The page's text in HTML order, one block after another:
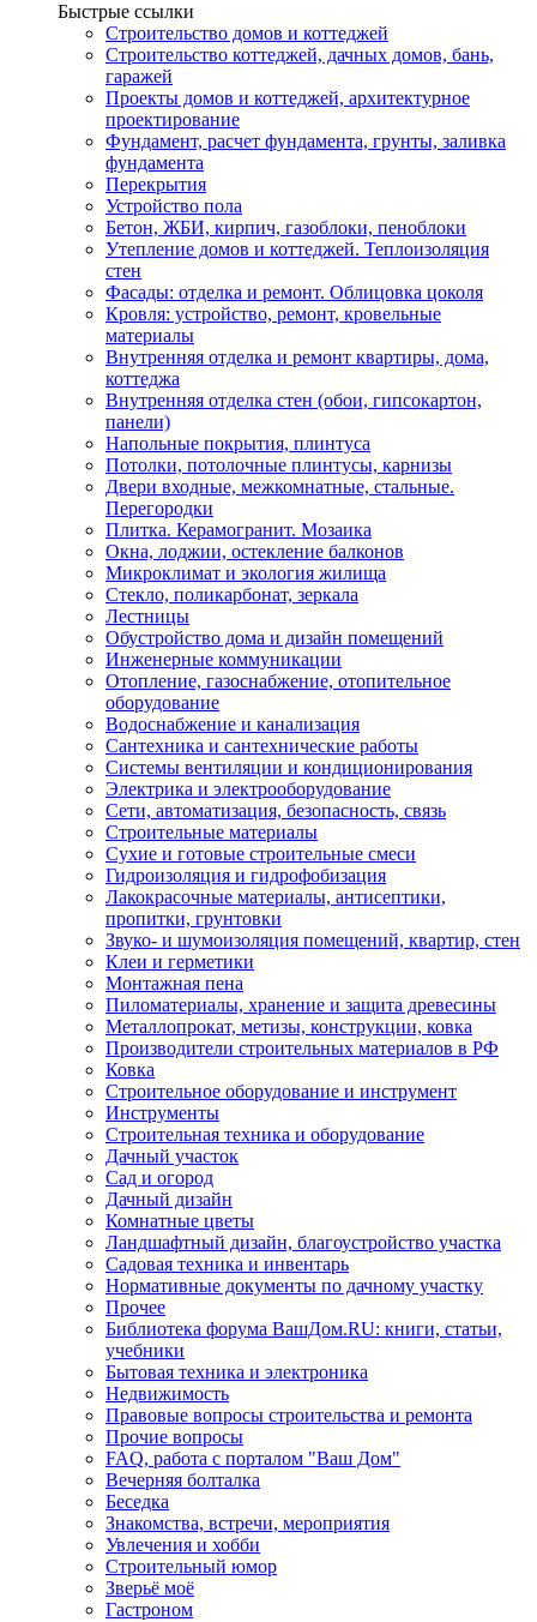
Быстрые ссылки
Строительство домов и коттеджей
Строительство коттеджей, дачных домов, бань,
гаражей
Проекты домов и коттеджей, архитектурное
проектирование
Фундамент, расчет фундамента, грунты, заливка
фундамента
Перекрытия
Устройство пола
Бетон, ЖБИ, кирпич, газоблоки, пеноблоки
Утепление домов и коттеджей. Теплоизоляция
стен
Фасады: отделка и ремонт. Облицовка цоколя
Кровля: устройство, ремонт, кровельные
материалы
Внутренняя отделка и ремонт квартиры, дома,
коттеджа
Внутренняя отделка стен (обои, гипсокартон,
панели)
Напольные покрытия, плинтуса
Потолки, потолочные плинтусы, карнизы
Двери входные, межкомнатные, стальные.
Перегородки
Плитка. Керамогранит. Мозаика
Окна, лоджии, остекление балконов
Микроклимат и экология жилища
Стекло, поликарбонат, зеркала
Лестницы
Обустройство дома и дизайн помещений
Инженерные коммуникации
Отопление, газоснабжение, отопительное
оборудование
Водоснабжение и канализация
Сантехника и сантехнические работы
Системы вентиляции и кондиционирования
Электрика и электрооборудование
Сети, автоматизация, безопасность, связь
Строительные материалы
Сухие и готовые строительные смеси
Гидроизоляция и гидрофобизация
Лакокрасочные материалы, антисептики,
пропитки, грунтовки
Звуко- и шумоизоляция помещений, квартир, стен
Клеи и герметики
Монтажная пена
Пиломатериалы, хранение и защита древесины
Металлопрокат, метизы, конструкции, ковка
Производители строительных материалов в РФ
Ковка
Строительное оборудование и инструмент
Инструменты
Строительная техника и оборудование
Дачный участок
Сад и огород
Дачный дизайн
Комнатные цветы
Ландшафтный дизайн, благоустройство участка
Садовая техника и инвентарь
Нормативные документы по дачному участку
Прочее
Библиотека форума ВашДом.RU: книги, статьи,
учебники
Бытовая техника и электроника
Недвижимость
Правовые вопросы строительства и ремонта
Прочие вопросы
FAQ, работа с порталом "Ваш Дом"
Вечерняя болталка
Беседка
Знакомства, встречи, мероприятия
Увлечения и хобби
Строительный юмор
Зверьё моё
Гастроном